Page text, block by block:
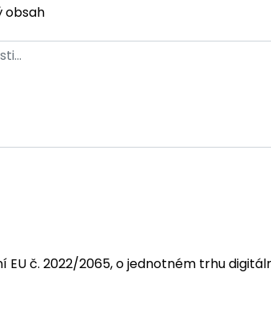
obsah
EU č. 2022/2065, o jednotném trhu